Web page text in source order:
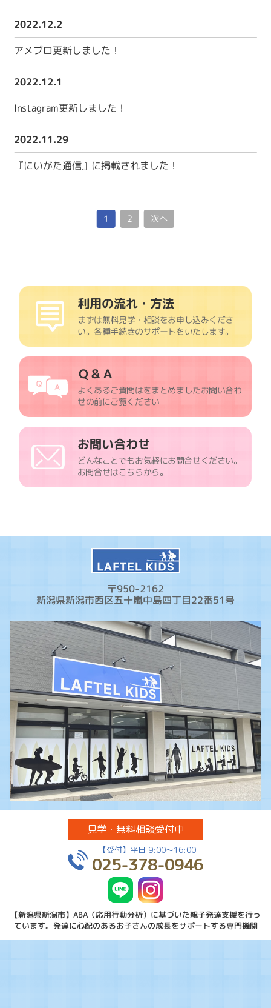
2022.12.2
アメブロ更新しました！
2022.12.1
Instagram更新しました！
2022.11.29
『にいがた通信』に掲載されました！
1 2 次へ
利用の流れ・方法
まずは無料見学・相談をお申し込みくださ
い。 各種手続きのサポートをいたします。
Ｑ＆Ａ
よくあるご質問はをまとめましたお問い合わ
せの前にご覧ください
お問い合わせ
どんなことでもお気軽にお問合せください。
お問合せはこちらから。
〒950-2162
新潟県新潟市西区五十嵐中島四丁目22番51号
見学・無料相談受付中
【受付】平日 9:00～16:00
025-378-0946
【新潟県新潟市】ABA（応用行動分析）に基づいた親子発達支援を行っ
ています。 発達に心配のあるお子さんの成長をサポートする専門機関